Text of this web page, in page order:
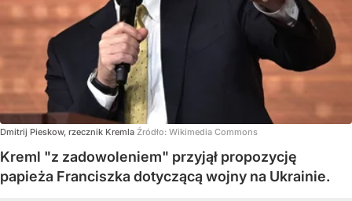
Dmitrij Pieskow, rzecznik Kremla Źródło: Wikimedia Commons
Kreml "z zadowoleniem" przyjął propozycję
papieża Franciszka dotyczącą wojny na Ukrainie.